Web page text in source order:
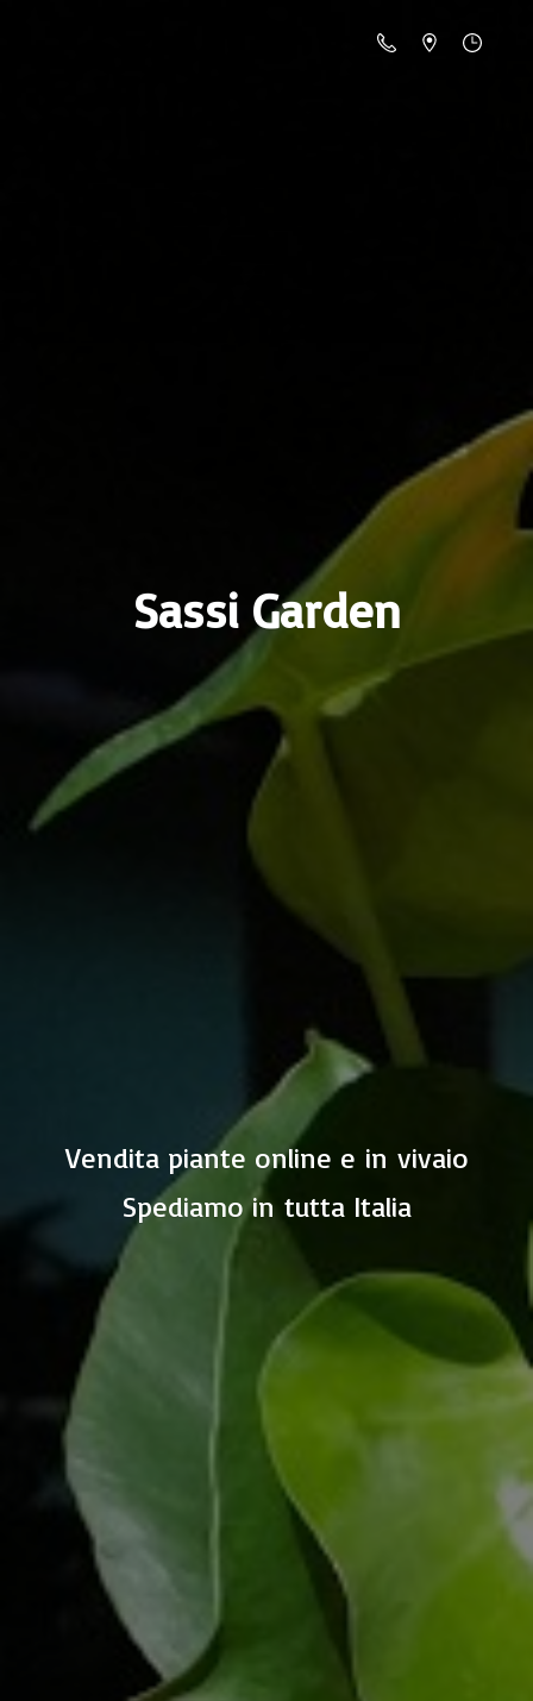
Sassi Garden
Vendita piante online e in vivaio
Spediamo in tutta Italia